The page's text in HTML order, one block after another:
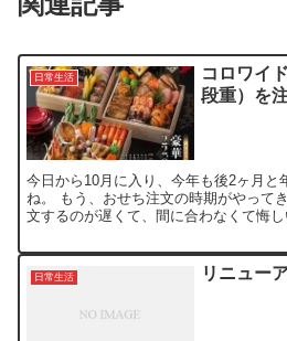
日常生活
コロワイ
段重）を
今日から10月に入り、今年も後2ヶ月と
ね。 もう、おせち注文の時期がやって
文するのが遅くて、間に合わなくて悔
日常生活 リニュー